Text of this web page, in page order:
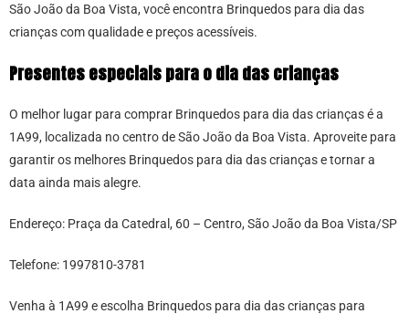
São João da Boa Vista, você encontra Brinquedos para dia das
crianças com qualidade e preços acessíveis.
Presentes especiais para o dia das crianças
O melhor lugar para comprar Brinquedos para dia das crianças é a
1A99, localizada no centro de São João da Boa Vista. Aproveite para
garantir os melhores Brinquedos para dia das crianças e tornar a
data ainda mais alegre.
Endereço: Praça da Catedral, 60 – Centro, São João da Boa Vista/SP
Telefone: 1997810-3781
Venha à 1A99 e escolha Brinquedos para dia das crianças para